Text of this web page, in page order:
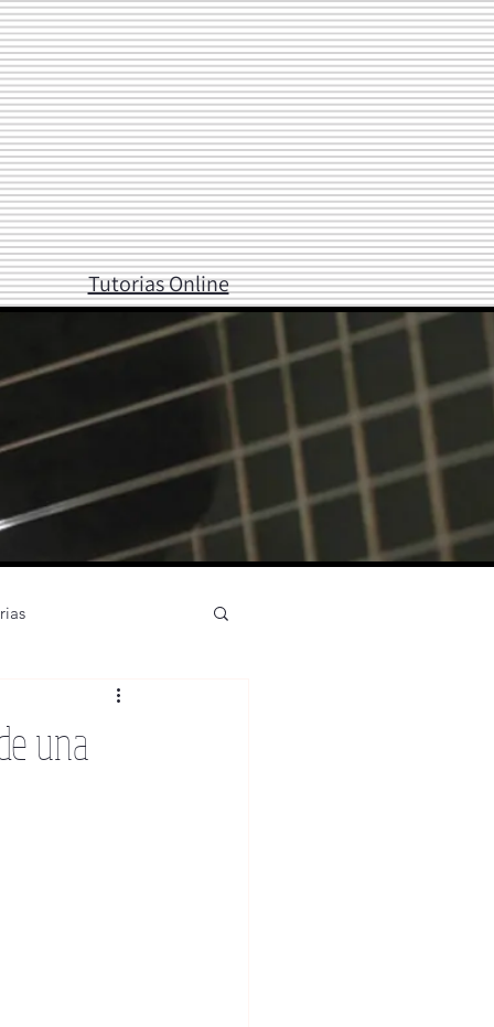
Tutorias Online
partituras
una